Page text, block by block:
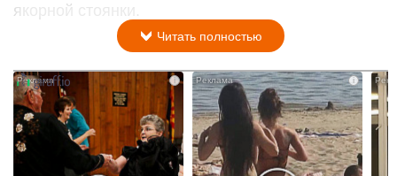
якорной стоянки.
Читать полностью
i